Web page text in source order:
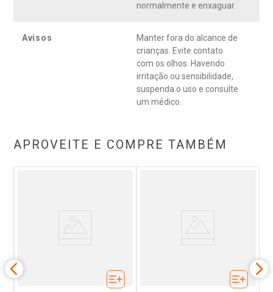
normalmente e enxaguar.
Avisos
Manter fora do alcance de
crianças. Evite contato
com os olhos. Havendo
irritação ou sensibilidade,
suspenda o uso e consulte
um médico.
APROVEITE E COMPRE TAMBÉM